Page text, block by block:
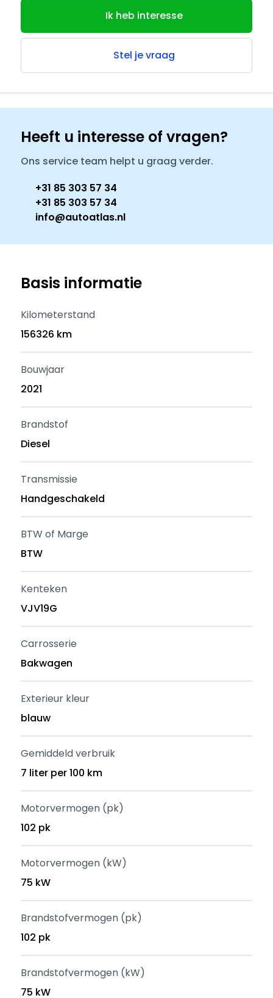
Ik heb interesse
Stel je vraag
Heeft u interesse of vragen?
Ons service team helpt u graag verder.
+31 85 303 57 34
+31 85 303 57 34
info@autoatlas.nl
Basis informatie
Kilometerstand
156326 km
Bouwjaar
2021
Brandstof
Diesel
Transmissie
Handgeschakeld
BTW of Marge
BTW
Kenteken
VJV19G
Carrosserie
Bakwagen
Exterieur kleur
blauw
Gemiddeld verbruik
7 liter per 100 km
Motorvermogen (pk)
102 pk
Motorvermogen (kW)
75 kW
Brandstofvermogen (pk)
102 pk
Brandstofvermogen (kW)
75 kW